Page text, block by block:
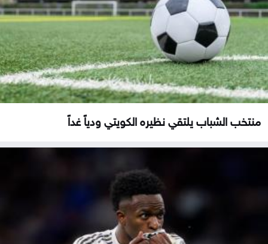
منتخب الشباب يلتقي نظيره الكويتي ودياً غداً